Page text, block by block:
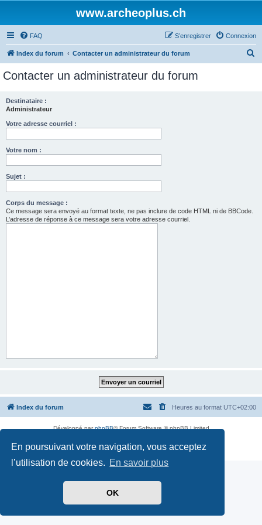
En poursuivant votre navigation, vous acceptez
l’utilisation de cookies. En savoir plus
OK
www.archeoplus.ch
FAQ Connexion
S’enregistrer
Index du forum Contacter un administrateur du forum
Contacter un administrateur du forum
Destinataire :
Administrateur
Votre adresse courriel :
Votre nom :
Sujet :
Corps du message :
Ce message sera envoyé au format texte, ne pas inclure de code HTML ni de BBCode.
L’adresse de réponse à ce message sera votre adresse courriel.
Index du forum Heures au format UTC+02:00
Développé parphpBB® Forum Software © phpBB Limited
Confidentialité| Conditions